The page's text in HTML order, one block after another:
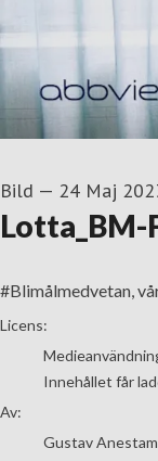
Bild — 24 Maj
Lotta_BM-
#Blimålmedvetan,
Gustav Anestam
Licens:
Innehållet får
Av:
Gustav Anestam